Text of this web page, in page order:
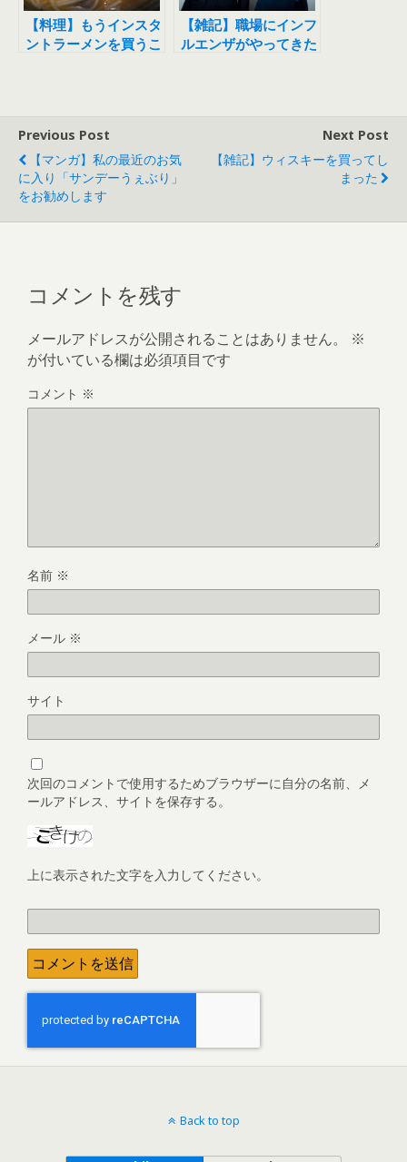
【料理】もうインスタ
ントラーメンを買うこ
【雑記】職場にインフ
ルエンザがやってきた
Previous Post
【マンガ】私の最近のお気
に入り「サンデーうぇぶり」
をお勧めします
Next Post
【雑記】ウィスキーを買ってし
まった
コメントを残す
メールアドレスが公開されることはありません。
※
が付いている欄は必須項目です
コメント ※
名前 ※
メール ※
サイト
次回のコメントで使用するためブラウザーに自分の名前、メ
ールアドレス、サイトを保存する。
上に表示された文字を入力してください。
Back to top